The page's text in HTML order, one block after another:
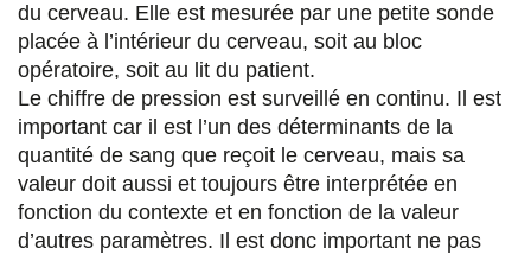
du cerveau. Elle est mesurée par une petite sonde
placée à l’intérieur du cerveau, soit au bloc
opératoire, soit au lit du patient.
Le chiffre de pression est surveillé en continu. Il est
important car il est l’un des déterminants de la
quantité de sang que reçoit le cerveau, mais sa
valeur doit aussi et toujours être interprétée en
fonction du contexte et en fonction de la valeur
d’autres paramètres. Il est donc important ne pas